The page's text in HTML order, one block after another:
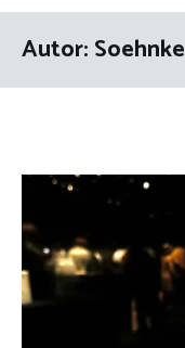
Autor:Soehnke